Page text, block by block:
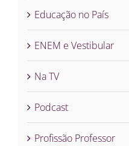
Educação no País
ENEM e Vestibular
Na TV
Podcast
Profissão Professor